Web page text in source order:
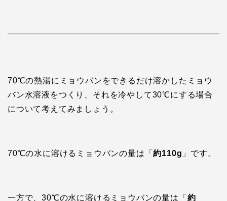
70℃の熱湯にミョウバンをできるだけ溶かしたミョウ
バン水溶液をつくり、それを冷やして30℃にする場合
について考えてみましょう。
70℃の水に溶けるミョウバンの量は「約110g 」です。
一方で、30℃の水に溶けるミョウバンの量は「 約